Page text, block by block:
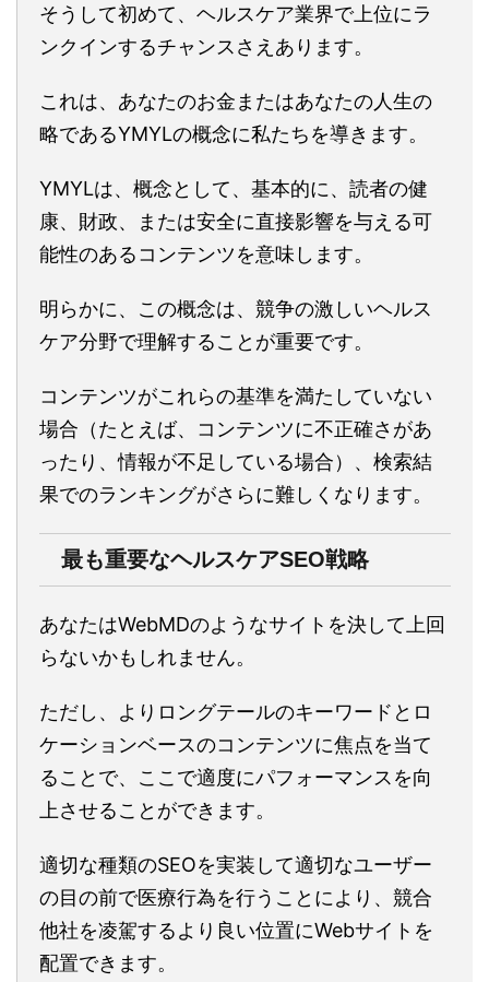
そうして初めて、ヘルスケア業界で上位にラ
ンクインするチャンスさえあります。
これは、あなたのお金またはあなたの人生の
略であるYMYLの概念に私たちを導きます。
YMYLは、概念として、基本的に、読者の健
康、財政、または安全に直接影響を与える可
能性のあるコンテンツを意味します。
明らかに、この概念は、競争の激しいヘルス
ケア分野で理解することが重要です。
コンテンツがこれらの基準を満たしていない
場合（たとえば、コンテンツに不正確さがあ
ったり、情報が不足している場合）、検索結
果でのランキングがさらに難しくなります。
最も重要なヘルスケアSEO戦略
あなたはWebMDのようなサイトを決して上回
らないかもしれません。
ただし、よりロングテールのキーワードとロ
ケーションベースのコンテンツに焦点を当て
ることで、ここで適度にパフォーマンスを向
上させることができます。
適切な種類のSEOを実装して適切なユーザー
の目の前で医療行為を行うことにより、競合
他社を凌駕するより良い位置にWebサイトを
配置できます。